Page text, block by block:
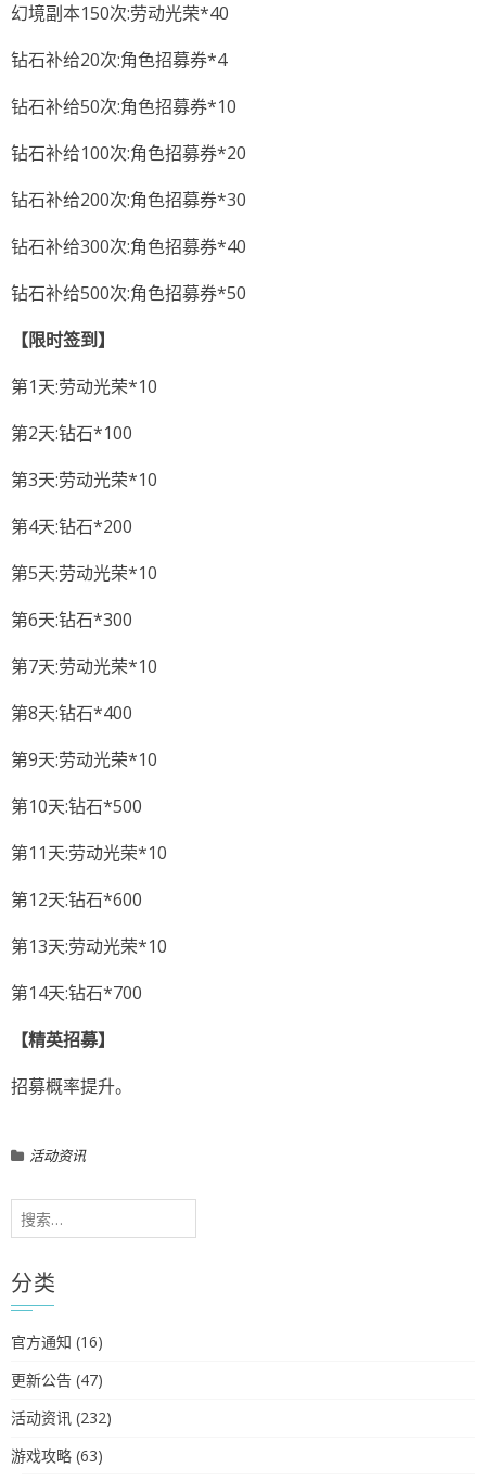
幻境副本150次:劳动光荣*40
钻石补给20次:角色招募券*4
钻石补给50次:角色招募券*10
钻石补给100次:角色招募券*20
钻石补给200次:角色招募券*30
钻石补给300次:角色招募券*40
钻石补给500次:角色招募券*50
【限时签到】
第1天:劳动光荣*10
第2天:钻石*100
第3天:劳动光荣*10
第4天:钻石*200
第5天:劳动光荣*10
第6天:钻石*300
第7天:劳动光荣*10
第8天:钻石*400
第9天:劳动光荣*10
第10天:钻石*500
第11天:劳动光荣*10
第12天:钻石*600
第13天:劳动光荣*10
第14天:钻石*700
【精英招募】
招募概率提升。
活动资讯
搜
索：
分类
官方通知 (16)
更新公告 (47)
活动资讯 (232)
游戏攻略 (63)